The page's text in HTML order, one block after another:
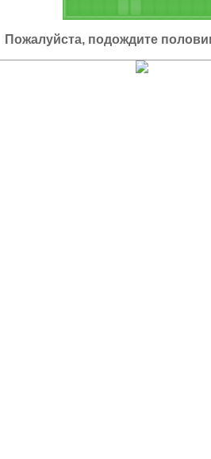
Пожалуйста, подождите